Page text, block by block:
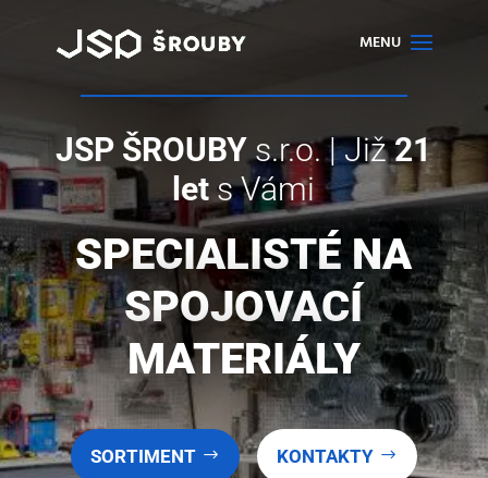
JSP ŠROUBYs.r.o. | Již21
let s Vámi
SPECIALISTÉ NA
SPOJOVACÍ
MATERIÁLY
SORTIMENT KONTAKTY